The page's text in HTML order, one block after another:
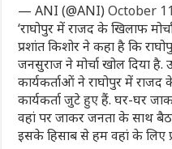
— ANI (@ANI)October
‘राघोपुर में राजद के खिलाफ
प्रशांत किशोर ने कहा है कि
जनसुराज ने मोर्चा खोल दिया
कार्यकर्ताओं ने राघोपुर में
कार्यकर्ता जुटे हुए हैं. घर-घर
वहां पर जाकर जनता के साथ
इसके हिसाब से हम वहां के लिए